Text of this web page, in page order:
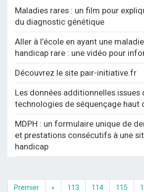
Maladies rares : un film pour
du diagnostic génétique
Aller à l’école en ayant une
handicap rare : une vidéo pour
Découvrez le site pair-initiative.fr
Les données additionnelles issues
technologies de séquençage haut
MDPH : un formulaire unique de
et prestations consécutifs à une
handicap
Premier « 113 114 115